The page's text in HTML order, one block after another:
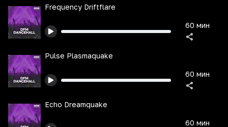
Frequency Driftflare
60 мин
Pulse Plasmaquake
60 мин
Echo Dreamquake
60 мин